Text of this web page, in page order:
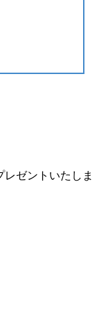
ゼントいたしま